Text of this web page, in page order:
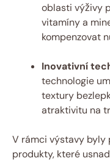
oblasti výživy‌
vitamíny a
kompenzovat
Inovativní
‌technologie
textury
⁤atraktivitu na
V rámci výstavy byly
produkty, které⁣